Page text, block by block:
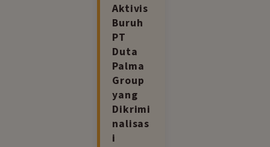
Aktivis
Buruh
PT
Duta
Palma
Group
yang
Dikrimi
nalisas
i